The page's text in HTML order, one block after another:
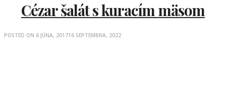
Cézar šalát s kuracím mäsom
POSTED ON 6 JÚNA, 201716 SEPTEMBRA, 2022